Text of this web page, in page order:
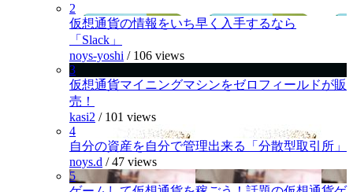
2
仮想通貨の情報をいち早く入手するなら
「Slack」
noys-yoshi / 106 views
3
仮想通貨マイニングマシンをゼロフィールドが販
売！
kasi2 / 101 views
4
自分の資産を自分で管理出来る「分散型取引所」
noys.d /47 views
5